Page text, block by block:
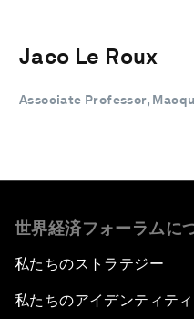
Jaco Le Roux
Associate Professor,
世界経済フォーラムに
私たちのストラテジー
私たちのアイデンティティ